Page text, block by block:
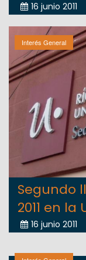
16 junio 2011
Interés General
Segundo
2011 en
16 junio 2011